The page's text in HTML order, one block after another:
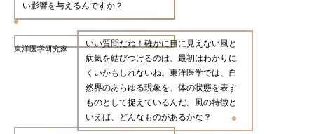
い影響を与えるんですか？
東洋医学研究家
いい質問だね！確かに目に見えない風と
病気を結びつけるのは、最初はわかりに
くいかもしれないね。東洋医学では、自
然界のあらゆる現象を、体の状態を表す
ものとして捉えているんだ。風の特徴と
いえば、どんなものがあるかな？